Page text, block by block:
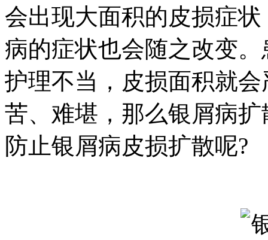
会出现大面积的皮损症
病的症状也会随之改变
护理不当，皮损面积就
苦、难堪，那么银屑病
防止银屑病皮损扩散呢?